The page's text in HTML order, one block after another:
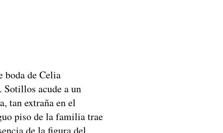
boda de Celia
Sotillos acude a un
tan extraña en el
piso de la familia trae
de la figura del